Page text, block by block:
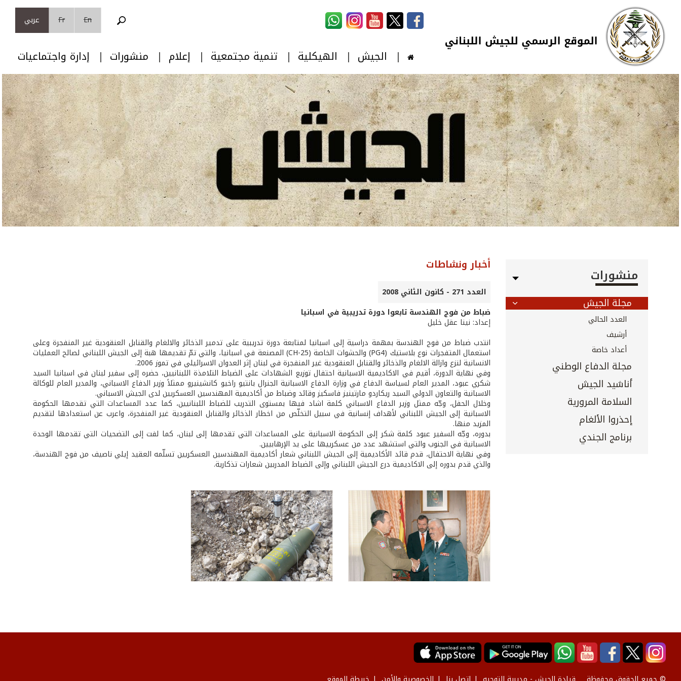
تجاوز إلى المحتوى الرئيسي
Skip to navigation
En
Fr عربي
الجيش الهيكلية تنمية مجتمعية إعلام منشورات إدارة واجتماعيات
منشورات
مجلة الجيش
العدد الحالي
أرشيف
أعداد خاصة
مجلة الدفاع الوطني
أناشيد الجيش
السلامة المرورية
إحذروا الألغام
برنامج الجندي
أخبار ونشاطات
العدد 271 - كانون الثاني 2008
ضباط من فوج الهندسة تابعوا دورة تدريبية في اسبانيا
إعداد: نينا عقل خليل
انتدب ضباط من فوج الهندسة بمهمة دراسية إلى اسبانيا لمتابعة دورة تدريبية على تدمير الذخائر والالغام والقنابل العنقودية غير المنفجرة وعلى
استعمال المتفجرات نوع بلاستيك (PG4) والحشوات الخاصة (CH-25) المصنعة في اسبانيا، والتي تمّ تقديمها هبة إلى الجيش اللبناني لصالح العمليات
الانسانية لنزع وازالة الالغام والذخائر والقنابل العنقودية غير المنفجرة في لبنان إثر العدوان الاسرائيلي في تموز 2006.
وفي نهاية الدورة، أقيم في الاكاديمية الاسبانية احتفال توزيع الشهادات على الضباط التلامذة اللبنانيين، حضره إلى سفير لبنان في اسبانيا السيد
شكري عبود، المدير العام لسياسة الدفاع في وزارة الدفاع الاسبانية الجنرال بانتيو راخيو كانشينيرو ممثلاً وزير الدفاع الاسباني، والمدير العام للوكالة
الاسبانية والتعاون الدولي السيد ريكاردو مارتينيز فاسكيز وقائد وضباط من أكاديمية المهندسين العسكريين لدى الجيش الاسباني.
وخلال الحفل، وجّه ممثل وزير الدفاع الاسباني كلمة اشاد فيها بمستوى التدريب للضباط اللبنانيين، كما عدد المساعدات التي تقدمها الحكومة
الاسبانية إلى الجيش اللبناني لأهداف إنسانية في سبيل التخلّص من اخطار الذخائر والقنابل العنقودية غير المنفجرة، واعرب عن استعدادها لتقديم
المزيد منها.
بدوره، وجّه السفير عبود كلمة شكر إلى الحكومة الاسبانية على المساعدات التي تقدمها إلى لبنان، كما لفت إلى التضحيات التي تقدمها الوحدة
الاسبانية في الجنوب والتي استشهد عدد من عسكرييها على يد الإرهابيين.
وفي نهاية الاحتفال، قدم قائد الأكاديمية إلى الجيش اللبناني شعار أكاديمية المهندسين العسكريين تسلّمه العقيد إيلي ناصيف من فوج الهندسة،
والذي قدم بدوره إلى الاكاديمية درع الجيش اللبناني وإلى الضباط المدربين شعارات تذكارية.